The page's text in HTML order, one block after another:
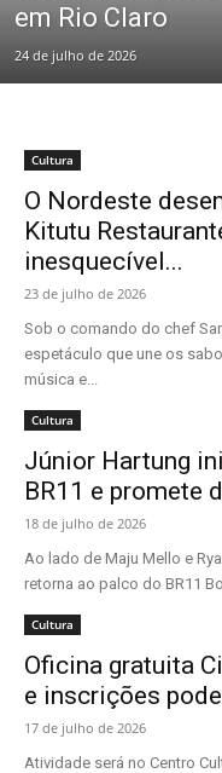
em Rio Claro
24 de julho de 2026
Cultura
O Nordeste
Kitutu
inesquecível...
23 de julho de 2026
Sob o comando do chef
espetáculo que une os
música e...
Cultura
Júnior Hartung
BR11 e promete
18 de julho de 2026
Ao lado de Maju Mello e
retorna ao palco do BR11
Cultura
Oficina gratuita
e inscrições
17 de julho de 2026
Atividade será no Centro